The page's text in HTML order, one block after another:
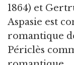
1864) et
Aspasie est
romantique
Périclès